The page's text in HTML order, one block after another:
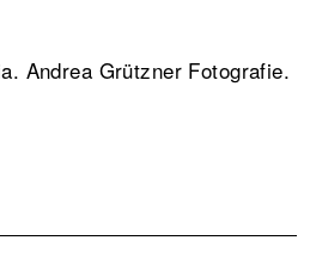
Andrea Grützner Fotografie.